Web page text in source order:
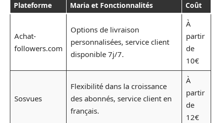
Plateforme Maria et Fonctionnalités Coût
Achat-
followers.com
Options de livraison
personnalisées, service client
disponible 7j/7.
À
partir
de
10€
Sosvues
Flexibilité dans la croissance
des abonnés, service client en
français.
À
partir
de
12€